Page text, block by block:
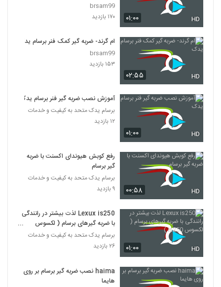
۰۱:۰۰ HD
brsam99
۱۷۰ بازدید
۰۲:۵۵ HD
ام گرند- ضربه گیر کمک فنر برسام یدک
brsam99
۱۵۳ بازدید
۰۱:۰۰ HD
آموزش نصب ضربه گیر فنر برسام یدک
برسام یدک متحد به کیفیت و خدمات
۱۲ بازدید
۰۰:۵۸ HD
رفع کوبش هیوندای اکسنت با ضربه
گیر برسام
برسام یدک متحد به کیفیت و خدمات
۹ بازدید
۰۱:۰۰ HD
Lexux is250 لذت بیشتر در رانندگی
با ضربه گیرهای برسام ( لکسوس
is250 )
برسام یدک متحد به کیفیت و خدمات
۲۶ بازدید
haima نصب ضربه گیر برسام بر روی
هایما